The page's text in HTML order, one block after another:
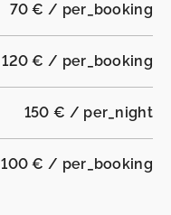
70 € / per_booking
120 € / per_booking
150 € / per_night
100 € / per_booking